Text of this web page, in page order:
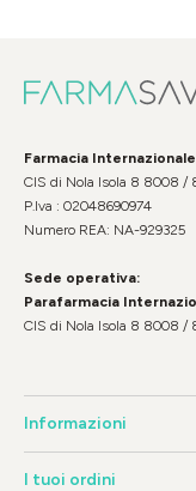
Farmacia Internazionale
CIS di Nola Isola 8 8008 /
P.Iva : 02048690974
Numero REA: NA-929325
Sede operativa:
Parafarmacia
CIS di Nola Isola 8 8008 /
Informazioni
I tuoi ordini